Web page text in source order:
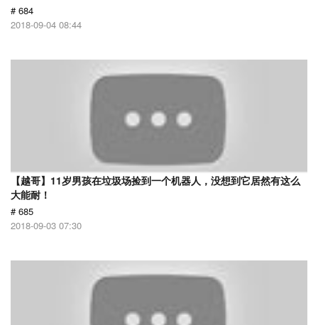
# 684
2018-09-04 08:44
【越哥】11岁男孩在垃圾场捡到一个机器人，没想到它居然有这么
大能耐！
# 685
2018-09-03 07:30